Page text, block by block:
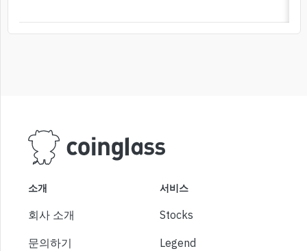
소개
회사 소개
문의하기
서비스
Stocks
Legend